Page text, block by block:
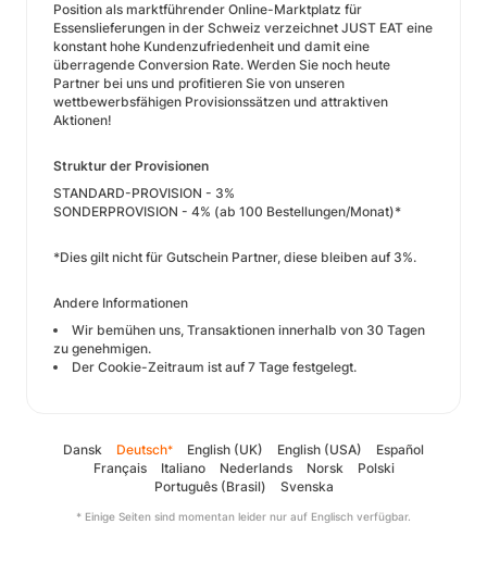
Position als marktführender Online-Marktplatz für
Essenslieferungen in der Schweiz verzeichnet JUST EAT eine
konstant hohe Kundenzufriedenheit und damit eine
überragende Conversion Rate. Werden Sie noch heute
Partner bei uns und profitieren Sie von unseren
wettbewerbsfähigen Provisionssätzen und attraktiven
Aktionen!
Struktur der Provisionen
STANDARD-PROVISION - 3%
SONDERPROVISION - 4% (ab 100 Bestellungen/Monat)*
*Dies gilt nicht für Gutschein Partner, diese bleiben auf 3%.
Andere Informationen
Wir bemühen uns, Transaktionen innerhalb von 30 Tagen
zu genehmigen.
Der Cookie-Zeitraum ist auf 7 Tage festgelegt.
Dansk Deutsch* English (UK) English (USA)
Español
Français
Italiano Nederlands Norsk
Polski
Português (Brasil)
Svenska
* Einige Seiten sind momentan leider nur auf Englisch verfügbar.